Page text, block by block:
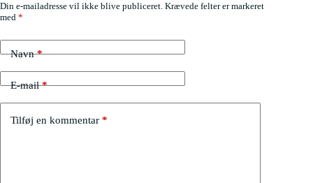
Din e-mailadresse vil ikke blive publiceret. Krævede felter er markeret
med *
Navn*
E-mail*
Tilføj en kommentar *